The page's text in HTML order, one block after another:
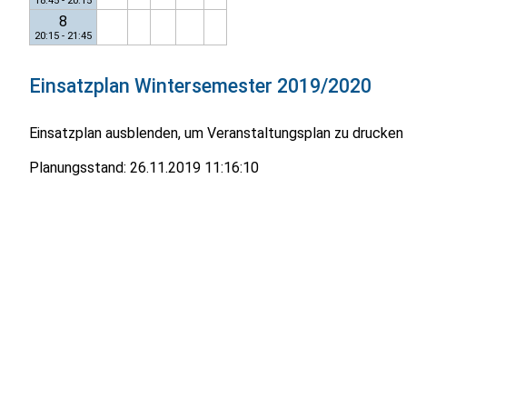
8
20:15 - 21:45
Einsatzplan Wintersemester 2019/2020
Einsatzplan ausblenden, um Veranstaltungsplan zu drucken
Planungsstand: 26.11.2019 11:16:10